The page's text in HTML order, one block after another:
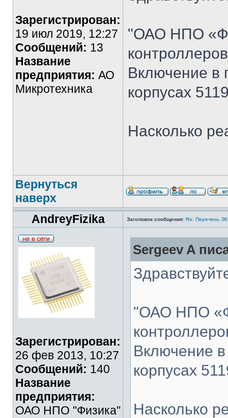
Зарегистрирован:
19 июл 2019, 12:27
Сообщений: 13
Название
предприятия: АО
Микротехника
"ОАО НПО
Включение в
корпусах
Насколько
Вернуться
наверх
AndreyFizika
Заголовок сообщения: Re: Перечень
Зарегистрирован:
26 фев 2013, 10:27
Сообщений: 140
Название
предприятия:
ОАО НПО "Физика"
Sergeev A
"ОАО НПО
Включение
корпусах
Насколько